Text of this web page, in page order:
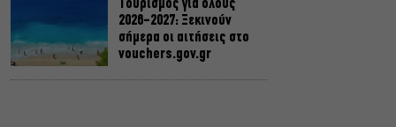
Τουρισμός για όλους
2026-2027: Ξεκινούν
σήμερα οι αιτήσεις στο
vouchers.gov.gr